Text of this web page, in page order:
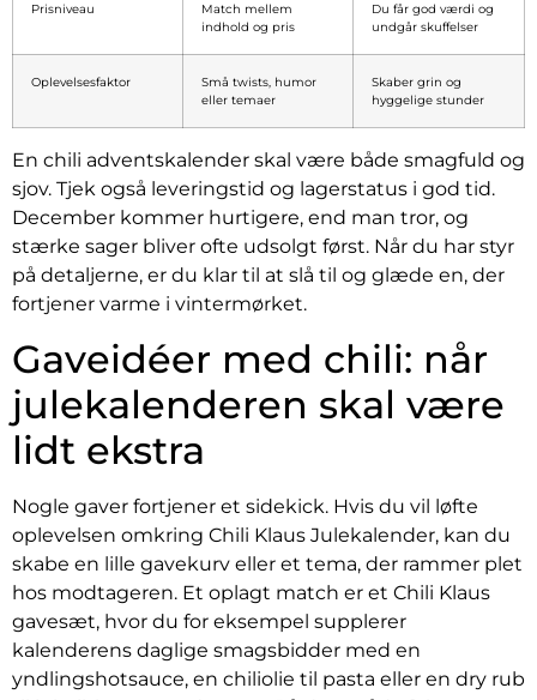
Prisniveau
Match mellem
indhold og pris
Du får god værdi og
undgår skuffelser
Oplevelsesfaktor
Små twists, humor
eller temaer
Skaber grin og
hyggelige stunder
En chili adventskalender skal være både smagfuld og
sjov. Tjek også leveringstid og lagerstatus i god tid.
December kommer hurtigere, end man tror, og
stærke sager bliver ofte udsolgt først. Når du har styr
på detaljerne, er du klar til at slå til og glæde en, der
fortjener varme i vintermørket.
Gaveidéer med chili: når
julekalenderen skal være
lidt ekstra
Nogle gaver fortjener et sidekick. Hvis du vil løfte
oplevelsen omkring Chili Klaus Julekalender, kan du
skabe en lille gavekurv eller et tema, der rammer plet
hos modtageren. Et oplagt match er et Chili Klaus
gavesæt, hvor du for eksempel supplerer
kalenderens daglige smagsbidder med en
yndlingshotsauce, en chiliolie til pasta eller en dry rub